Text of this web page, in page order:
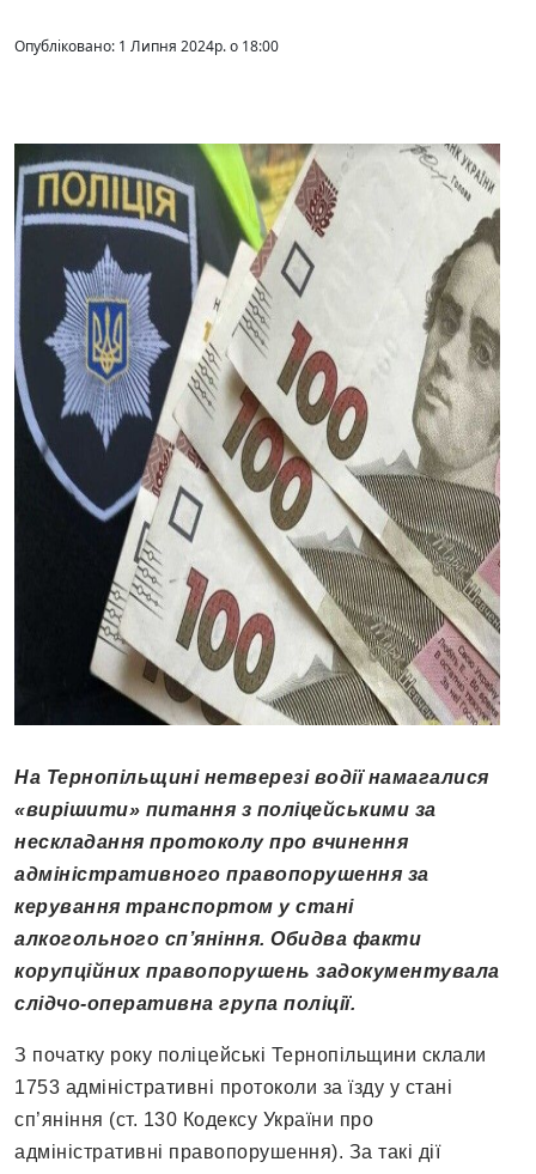
Опубліковано: 1 Липня 2024р. о 18:00
На Тернопільщині нетверезі водії намагалися
«вирішити» питання з поліцейськими за
нескладання протоколу про вчинення
адміністративного правопорушення за
керування транспортом у стані
алкогольного сп’яніння. Обидва факти
корупційних правопорушень задокументувала
слідчо-оперативна група поліції.
З початку року поліцейські Тернопільщини склали
1753 адміністративні протоколи за їзду у стані
сп’яніння (ст. 130 Кодексу України про
адміністративні правопорушення). За такі дії